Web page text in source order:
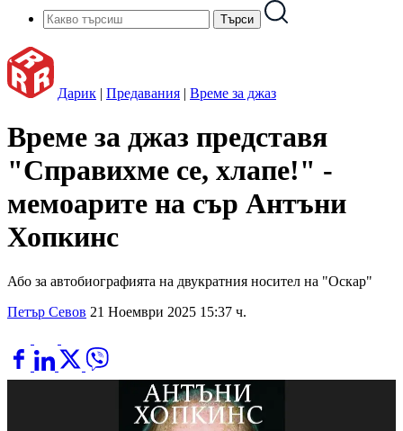
Дарик | Предавания | Време за джаз
Време за джаз представя
"Справихме се, хлапе!" -
мемоарите на сър Антъни
Хопкинс
Або за автобиографията на двукратния носител на "Оскар"
Петър Севов 21 Ноември 2025 15:37 ч.